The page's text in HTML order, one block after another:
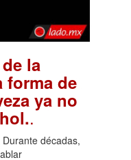
la
forma de
ya no
.
décadas,